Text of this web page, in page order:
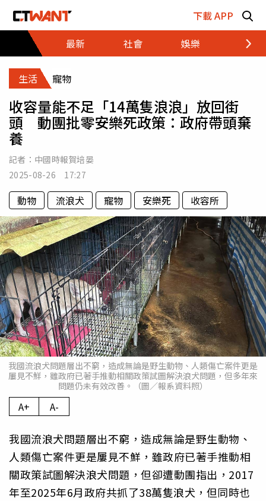
下載 APP
最新
社會 娛樂 財經
生活 寵物
收容量能不足「14萬隻浪浪」放回街
頭 動團批零安樂死政策：政府帶頭棄
養
記者： 中國時報賀培晏
2025-08-26 17:27
動物 流浪犬 寵物 安樂死 收容所
我國流浪犬問題層出不窮，造成無論是野生動物、人類傷亡案件更是
屢見不鮮，雖政府已著手推動相關政策試圖解決浪犬問題，但多年來
問題仍未有效改善。（圖／報系資料照）
A+ A-
我國流浪犬問題層出不窮，造成無論是野生動物、
人類傷亡案件更是屢見不鮮，雖政府已著手推動相
關政策試圖解決浪犬問題，但卻遭動團指出，2017
年至2025年6月政府共抓了38萬隻浪犬，但同時也